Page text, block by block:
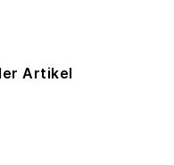
Artikel